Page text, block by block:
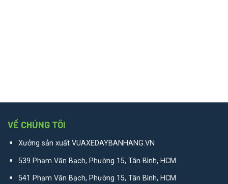
VỀ CHÚNG TÔI
Xưởng sản xuất VUAXEDAYBANHANG.VN
539 Phạm Văn Bạch, Phường 15, Tân Bình, HCM
541 Phạm Văn Bạch, Phường 15, Tân Bình, HCM